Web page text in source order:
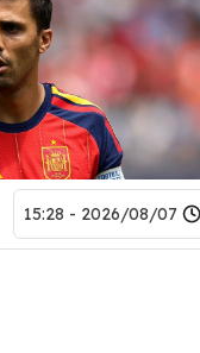
2026/08/07 - 15:28